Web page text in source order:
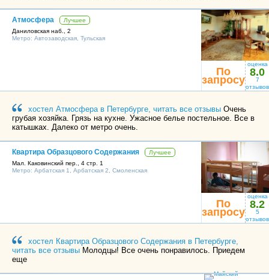
Атмосфера
Лучшее
Даниловская наб., 2
Метро: Автозаводская Тульская
По
запросу
оценка
8.0
7
отзывов
хостел Атмосфера в Петербурге, читать все отзывы Очень
грубая хозяйка. Грязь на кухне. Ужасное белье постельное. Все в
катышках. Далеко от метро очень.
Квартира Образцового Содержания
Лучшее
Мал. Каковинский пер., 4 стр. 1
Метро: Арбатская 1 Арбатская 2 Смоленская
По
запросу
оценка
8.2
5
отзывов
хостел Квартира Образцового Содержания в Петербурге,
читать все отзывы Молодцы! Все очень понравилось. Приедем
еще